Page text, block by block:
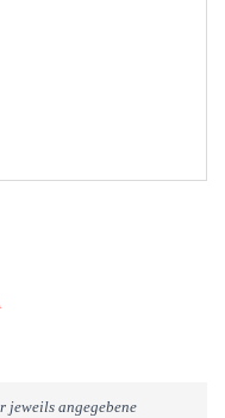
jeweils angegebene